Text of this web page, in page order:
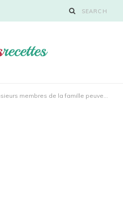
Plusieurs membres de la famille peuvent-ils utiliser Audible ?